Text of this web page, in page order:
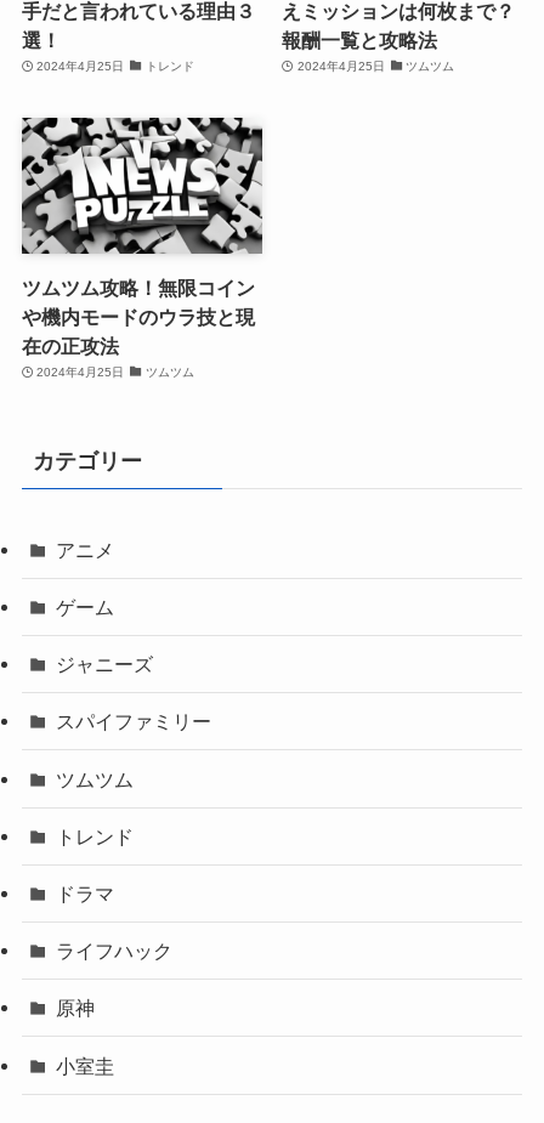
手だと言われている理由３
選！
2024年4月25日 トレンド
えミッションは何枚まで？
報酬一覧と攻略法
2024年4月25日 ツムツム
ツムツム攻略！無限コイン
や機内モードのウラ技と現
在の正攻法
2024年4月25日 ツムツム
カテゴリー
アニメ
ゲーム
ジャニーズ
スパイファミリー
ツムツム
トレンド
ドラマ
ライフハック
原神
小室圭